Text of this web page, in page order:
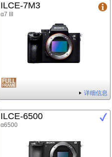
ILCE-7M3
α7 III
详细信息
ILCE-6500
α6500